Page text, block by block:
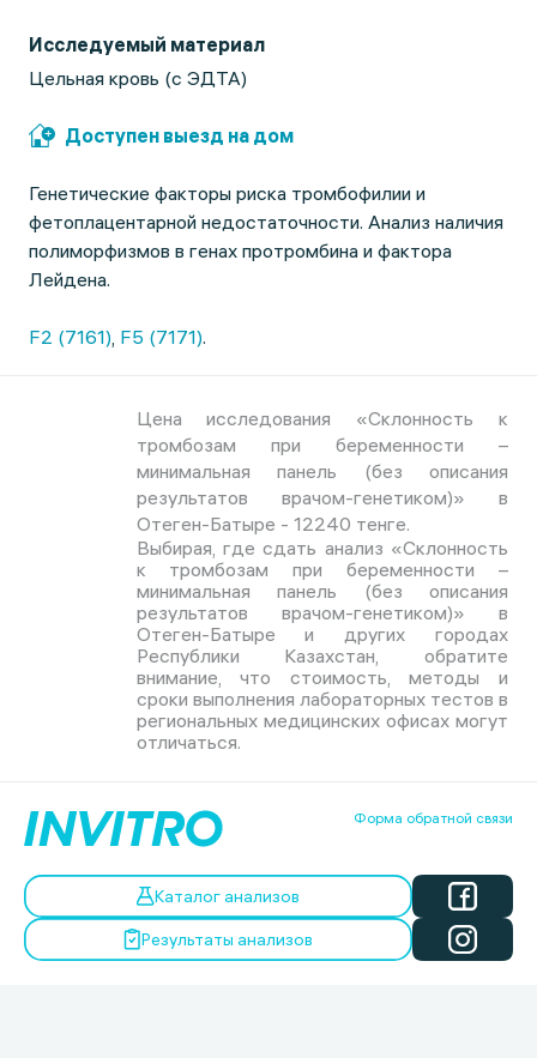
Исследуемый материал
Цельная кровь (с ЭДТА)
Доступен выезд на дом
Генетические факторы риска тромбофилии и
фетоплацентарной недостаточности. Анализ наличия
полиморфизмов в генах протромбина и фактора
Лейдена.
F2 (7161), F5 (7171).
Цена исследования «Склонность к
тромбозам при беременности –
минимальная панель (без описания
результатов врачом-генетиком)» в
Отеген-Батыре - 12240 тенге.
Выбирая, где сдать анализ «Склонность
к тромбозам при беременности –
минимальная панель (без описания
результатов врачом-генетиком)» в
Отеген-Батыре и других городах
Республики Казахстан, обратите
внимание, что стоимость, методы и
сроки выполнения лабораторных тестов в
региональных медицинских офисах могут
отличаться.
Форма обратной связи
Каталог анализов
Результаты анализов